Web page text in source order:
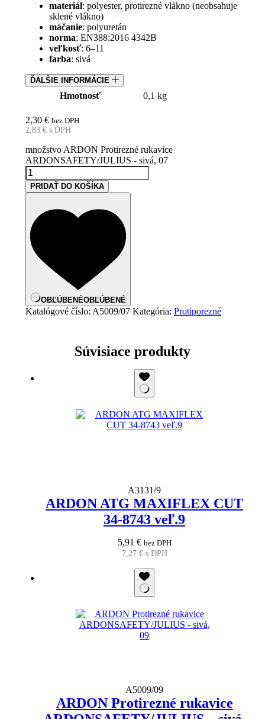
materiál: polyester, protirezné vlákno (neobsahuje
sklené vlákno)
máčanie: polyuretán
norma: EN388:2016 4342B
veľkosť: 6–11
farba: sivá
ĎALŠIE INFORMÁCIE
Hmotnosť 0,1 kg
2,30 € bez DPH
2,83 € s DPH
množstvo ARDON Protirezné rukavice
ARDONSAFETY/JULIUS - sivá, 07
PRIDAŤ DO KOŠÍKA
OBĽÚBENÉOBĽÚBENÉ
Katalógové číslo: A5009/07 Kategória: Protiporezné
Súvisiace produkty
A3131/9
ARDON ATG MAXIFLEX CUT
34-8743 veľ.9
5,91 € bez DPH
7,27 €s DPH
A5009/09
ARDON Protirezné rukavice